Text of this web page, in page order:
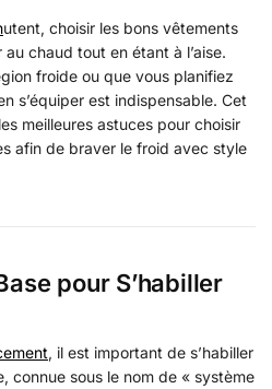
utent, choisir les bons vêtements
chaud tout en étant à l’aise.
froide ou que vous planifiez
s’équiper est indispensable. Cet
meilleures astuces pour choisir
afin de braver le froid avec style
pour S’habiller
, il est important de s’habiller
connue sous le nom de « système